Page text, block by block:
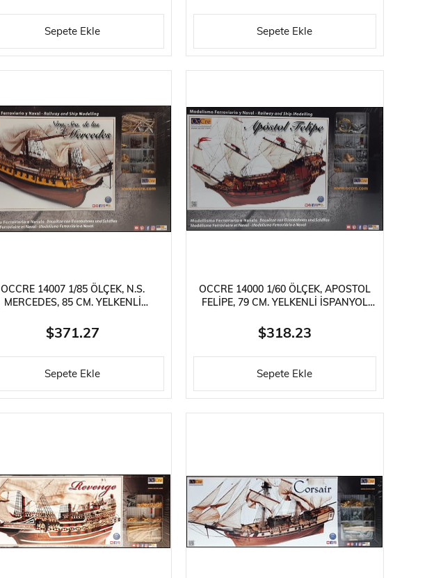
Sepete Ekle Sepete Ekle
OCCRE 14007 1/85 ÖLÇEK, N.S.
MERCEDES, 85 CM. YELKENLI
MODEL KITI
$371.27
Sepete Ekle
OCCRE 14000 1/60 ÖLÇEK, APOSTOL
FELIPE, 79 CM. YELKENLI İSPANYOL
$318.23
Sepete Ekle